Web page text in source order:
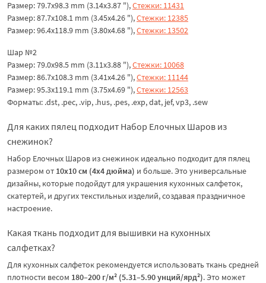
Размер: 79.7x98.3 mm (3.14x3.87 "),Стежки: 11431
Размер: 87.7x108.1 mm (3.45x4.26 "),Стежки: 12385
Размер: 96.4x118.9 mm (3.80x4.68 "),Стежки: 13502
Шар №2
Размер: 79.0x98.5 mm (3.11x3.88 "),Стежки: 10068
Размер: 86.7x108.3 mm (3.41x4.26 "),Стежки: 11144
Размер: 95.3x119.1 mm (3.75x4.69 "),Стежки: 12563
Форматы: .dst, .pec, .vip, .hus, .pes, .exp, dat, jef, vp3, .sew
Для каких пялец подходит Набор Елочных Шаров из
снежинок?
Набор Елочных Шаров из снежинок идеально подходит для пялец
размером от 10х10 см (4x4 дюйма) и больше. Это универсальные
дизайны, которые подойдут для украшения кухонных салфеток,
скатертей, и других текстильных изделий, создавая праздничное
настроение.
Какая ткань подходит для вышивки на кухонных
салфетках?
Для кухонных салфеток рекомендуется использовать ткань средней
плотности весом 180–200 г/м² (5.31–5.90 унций/ярд²). Это может